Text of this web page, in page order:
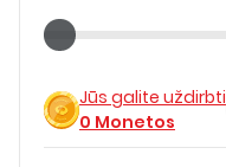
Jūs galite uždirbti
0 Monetos